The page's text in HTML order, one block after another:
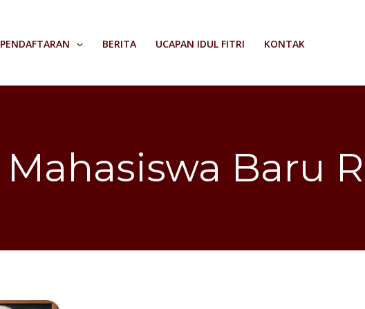
PENDAFTARAN BERITA UCAPAN IDUL FITRI KONTAK
Mahasiswa Baru